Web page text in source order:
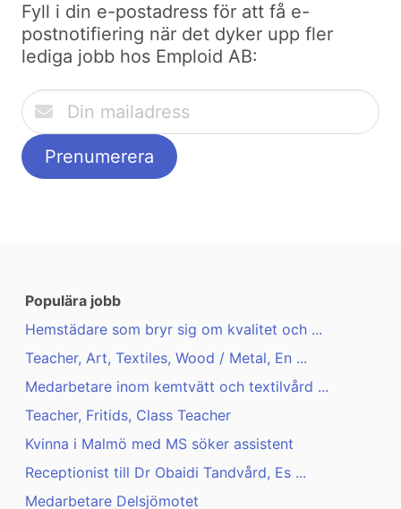
Fyll i din e-postadress för att få e-
postnotifiering när det dyker upp fler
lediga jobb hos Emploid AB:
Populära jobb
Hemstädare som bryr sig om kvalitet och ...
Teacher, Art, Textiles, Wood / Metal, En ...
Medarbetare inom kemtvätt och textilvård ...
Teacher, Fritids, Class Teacher
Kvinna i Malmö med MS söker assistent
Receptionist till Dr Obaidi Tandvård, Es ...
Medarbetare Delsjömotet